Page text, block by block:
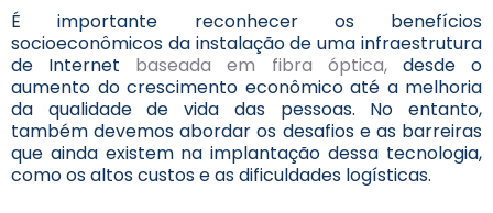
É importante reconhecer os benefícios
socioeconômicos da instalação de uma infraestrutura
de Internet baseada em fibra óptica,desde o
aumento do crescimento econômico até a melhoria
da qualidade de vida das pessoas. No entanto,
também devemos abordar os desafios e as barreiras
que ainda existem na implantação dessa tecnologia,
como os altos custos e as dificuldades logísticas.